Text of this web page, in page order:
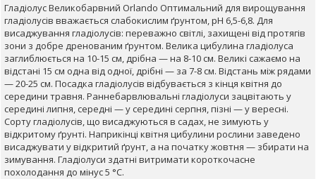
Гладіолус Великобарвний Orlando Оптимальний для вирощування
гладіолусів вважається слабокислим ґрунтом, pH 6,5-6,8. Для
висаджування гладіолусів: переважно світлі, захищені від протягів
зони з добре дренованим ґрунтом. Велика цибулина гладіолуса
заглиблюється на 10-15 см, дрібна — на 8-10 см. Великі сажаємо на
відстані 15 см одна від одної, дрібні — за 7-8 см. Відстань між рядами
— 20-25 см. Посадка гладіолусів відбувається з кінця квітня до
середини травня. Раннебарвлювальні гладіолуси зацвітають у
середині липня, середні — у середині серпня, пізні — у вересні.
Сорту гладіолусів, що висаджуються в садах, не зимують у
відкритому ґрунті. Наприкінці квітня цибулини рослини заведено
висаджувати у відкритий ґрунт, а на початку жовтня — збирати на
зимування. Гладіолуси здатні витримати короткочасне
похолодання до мінус 5 °C.